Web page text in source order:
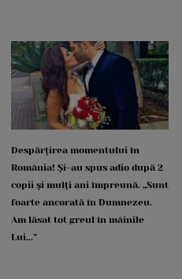
Despărțirea momentului în
România! Și-au spus adio după 2
copii și mulți ani împreună. „Sunt
foarte ancorată în Dumnezeu.
Am lăsat tot greul în mâinile
Lui...”